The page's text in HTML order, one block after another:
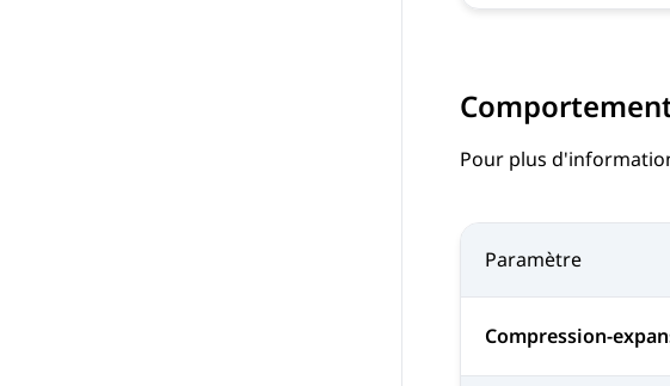
Pour plus
Paramètre
Compression-